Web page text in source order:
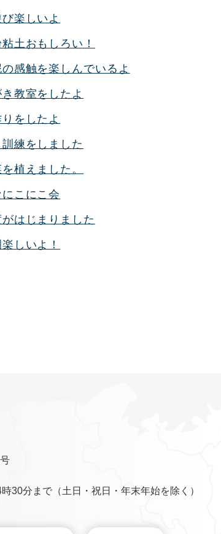
楽しいよ
土おもしろい！
感触を楽しんでいるよ
教室をしたよ
をしたよ
練をしました
植えました。
こにこ会
はじまりました
しいよ！
30分まで（土日・祝日・年末年始を除く）